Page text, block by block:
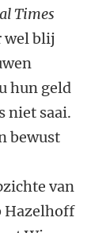
Times
wel blij
hun geld
niet saai.
bewust
van
Hazelhoff